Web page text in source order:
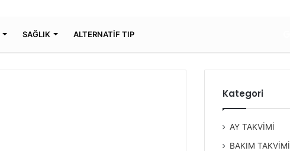
SAĞLIK ALTERNATİF TIP
Kategori
AY TAKVİMİ
BAKIM TAKVİMİ